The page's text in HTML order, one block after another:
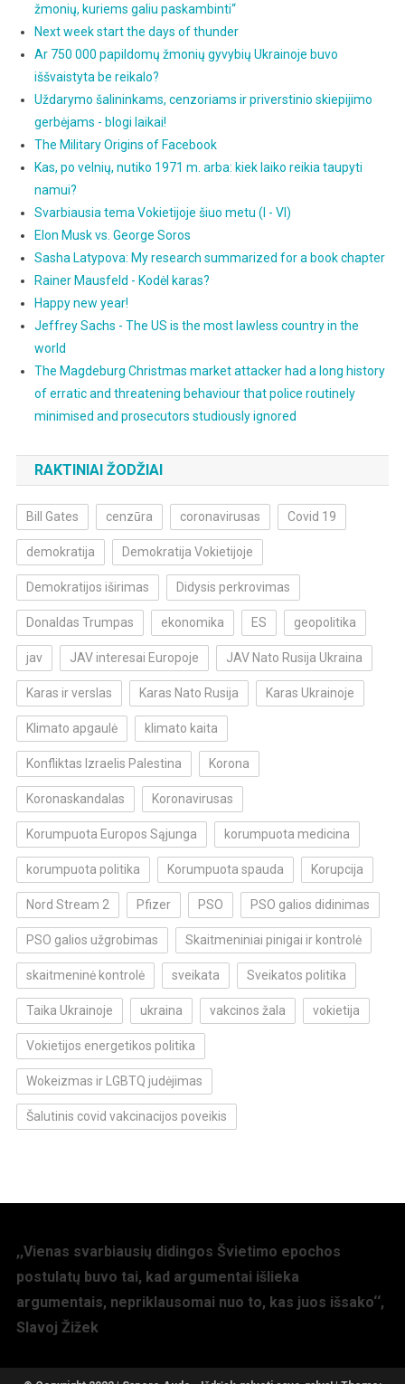
žmonių, kuriems galiu paskambinti“
Next week start the days of thunder
Ar 750 000 papildomų žmonių gyvybių Ukrainoje buvo
iššvaistyta be reikalo?
Uždarymo šalininkams, cenzoriams ir priverstinio skiepijimo
gerbėjams - blogi laikai!
The Military Origins of Facebook
Kas, po velnių, nutiko 1971 m. arba: kiek laiko reikia taupyti
namui?
Svarbiausia tema Vokietijoje šiuo metu (I - VI)
Elon Musk vs. George Soros
Sasha Latypova: My research summarized for a book chapter
Rainer Mausfeld - Kodėl karas?
Happy new year!
Jeffrey Sachs - The US is the most lawless country in the
world
The Magdeburg Christmas market attacker had a long history
of erratic and threatening behaviour that police routinely
minimised and prosecutors studiously ignored
RAKTINIAI ŽODŽIAI
Bill Gates cenzūra coronavirusas Covid 19
demokratija Demokratija Vokietijoje
Demokratijos iširimas Didysis perkrovimas
Donaldas Trumpas ekonomika ES geopolitika
jav JAV interesai Europoje JAV Nato Rusija Ukraina
Karas ir verslas Karas Nato Rusija Karas Ukrainoje
Klimato apgaulė klimato kaita
Konfliktas Izraelis Palestina Korona
Koronaskandalas Koronavirusas
Korumpuota Europos Sąjunga korumpuota medicina
korumpuota politika Korumpuota spauda Korupcija
Nord Stream 2 Pfizer PSO PSO galios didinimas
PSO galios užgrobimas Skaitmeniniai pinigai ir kontrolė
skaitmeninė kontrolė sveikata Sveikatos politika
Taika Ukrainoje ukraina vakcinos žala vokietija
Vokietijos energetikos politika
Wokeizmas ir LGBTQ judėjimas
Šalutinis covid vakcinacijos poveikis
,,Vienas svarbiausių didingos Švietimo epochos
postulatų buvo tai, kad argumentai išlieka
argumentais, nepriklausomai nuo to, kas juos išsako‘‘,
Slavoj Žižek